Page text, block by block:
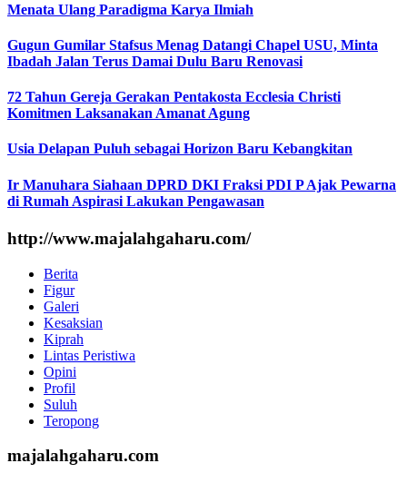
Menata Ulang Paradigma Karya Ilmiah
Gugun Gumilar Stafsus Menag Datangi Chapel USU, Minta
Ibadah Jalan Terus Damai Dulu Baru Renovasi
72 Tahun Gereja Gerakan Pentakosta Ecclesia Christi
Komitmen Laksanakan Amanat Agung
Usia Delapan Puluh sebagai Horizon Baru Kebangkitan
Ir Manuhara Siahaan DPRD DKI Fraksi PDI P Ajak Pewarna
di Rumah Aspirasi Lakukan Pengawasan
http://www.majalahgaharu.com/
Berita
Figur
Galeri
Kesaksian
Kiprah
Lintas Peristiwa
Opini
Profil
Suluh
Teropong
majalahgaharu.com